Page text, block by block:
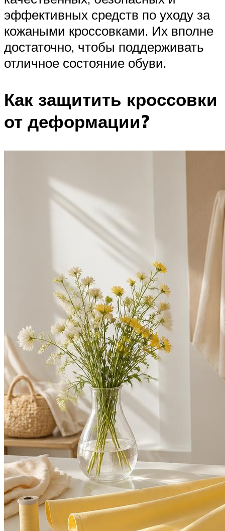
эффективных средств по уходу за
кожаными кроссовками. Их вполне
достаточно, чтобы поддерживать
отличное состояние обуви.
Как защитить кроссовки
от деформации?